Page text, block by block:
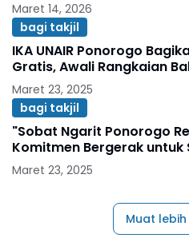
Maret 14, 2026
bagi takjil
IKA UNAIR Ponorogo
Gratis, Awali Rangkaian
Maret 23, 2025
bagi takjil
"Sobat Ngarit Ponorogo
Komitmen Bergerak untuk
Maret 23, 2025
Muat